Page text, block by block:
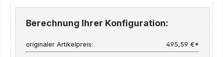
Berechnung Ihrer Konfiguration:
originaler Artikelpreis: 495,59 €*